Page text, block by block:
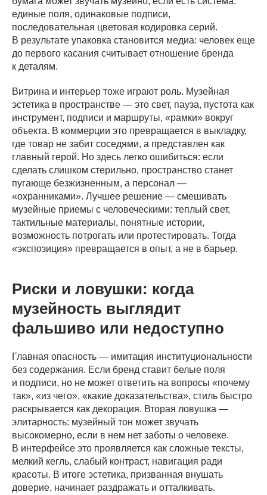
о нас
проекты
единые поля, одинаковые подписи,
последовательная цветовая кодировка серий.
В результате упаковка становится медиа: человек еще
до первого касания считывает отношение бренда
к деталям.
Витрина и интерьер тоже играют роль. Музейная
эстетика в пространстве — это свет, пауза, пустота как
инструмент, подписи и маршруты, «рамки» вокруг
объекта. В коммерции это превращается в выкладку,
где товар не забит соседями, а представлен как
главный герой. Но здесь легко ошибиться: если
сделать слишком стерильно, пространство станет
пугающе безжизненным, а персонал —
«охранниками». Лучшее решение — смешивать
музейные приемы с человеческими: теплый свет,
тактильные материалы, понятные истории,
возможность потрогать или протестировать. Тогда
«экспозиция» превращается в опыт, а не в барьер.
Риски и ловушки: когда
музейность выглядит
фальшиво или недоступно
Главная опасность — имитация институциональности
без содержания. Если бренд ставит белые поля
и подписи, но не может ответить на вопросы «почему
так», «из чего», «какие доказательства», стиль быстро
раскрывается как декорация. Вторая ловушка —
элитарность: музейный тон может звучать
высокомерно, если в нем нет заботы о человеке.
В интерфейсе это проявляется как сложные тексты,
мелкий кегль, слабый контраст, навигация ради
красоты. В итоге эстетика, призванная внушать
доверие, начинает раздражать и отталкивать.